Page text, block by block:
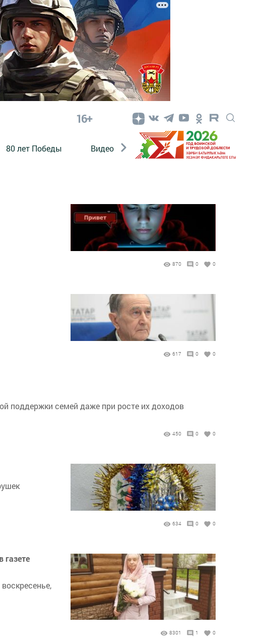
16+
80 лет Победы Видео Конкурсы ЭтноДети
870 0 0
617 0 0
поддержки семей даже при росте их доходов
450 0 0
634 0 0
8301 1 0